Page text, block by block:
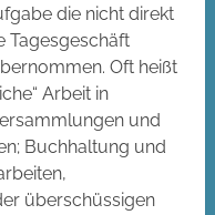
die nicht direkt
Tagesgeschäft
Oft heißt
Arbeit in
und
Buchhaltung und
überschüssigen